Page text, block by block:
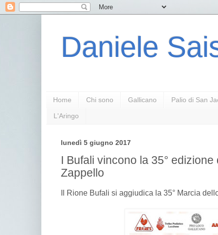
Daniele
Home Chi sono Gallicano Palio di San
L'Aringo
lunedì 5 giugno 2017
I Bufali vincono la 35°
Zappello
Il Rione Bufali si aggiudica la 35° Marcia